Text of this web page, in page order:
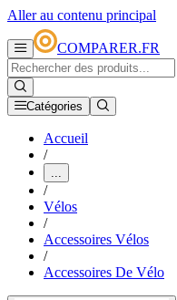
Aller au contenu principal
COMPARER.FR
Catégories
Accueil
/
...
/
Vélos
/
Accessoires Vélos
/
Accessoires De Vélo